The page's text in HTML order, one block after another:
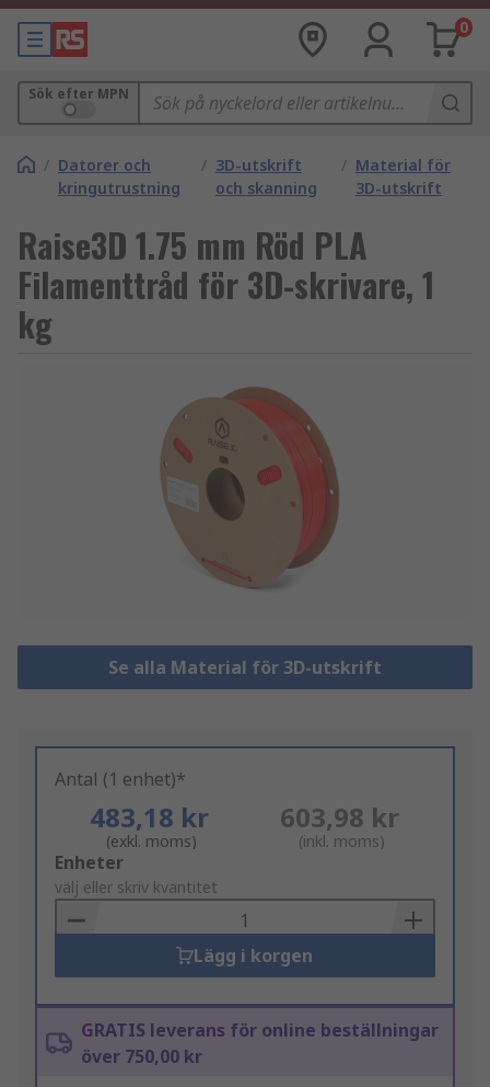
0
Sök efter MPN
/ Datorer och
kringutrustning
/ 3D-utskrift
och skanning
/ Material för
3D-utskrift
Raise3D 1.75 mm Röd PLA
Filamenttråd för 3D-skrivare, 1
kg
Se alla Material för 3D-utskrift
Antal (1 enhet)*
483,18 kr
(exkl. moms)
603,98 kr
(inkl. moms)
Add
to
Basket
Enheter
välj eller skriv kvantitet
Lägg i korgen
GRATIS leverans för online beställningar
över 750,00 kr